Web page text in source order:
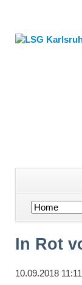
Navigation
In Rot
10.09.2018 11:11